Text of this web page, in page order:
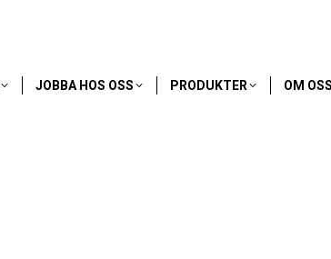
JOBBA HOS OSS PRODUKTER OM OSS